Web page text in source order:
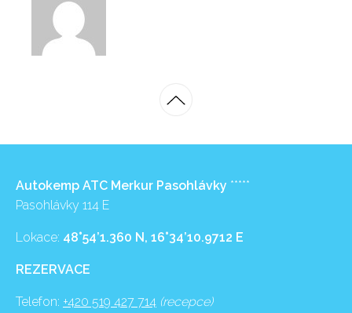
Autokemp ATC Merkur Pasohlávky *****
Pasohlávky 114 E
Lokace: 48°54’1.360 N, 16°34’10.9712 E
REZERVACE
Telefon: +420 519 427 714 (recepce)